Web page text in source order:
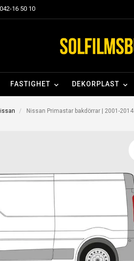
042-16 50 10
FASTIGHET DEKORPLAST
Nissan Primastar bakdörrar | 2001-2014